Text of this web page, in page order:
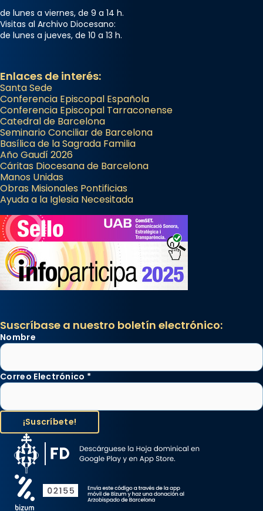
de lunes a viernes, de 9 a 14 h.
Visitas al Archivo Diocesano:
de lunes a jueves, de 10 a 13 h.
Enlaces de interés:
Santa Sede
Conferencia Episcopal Española
Conferencia Episcopal Tarraconense
Catedral de Barcelona
Seminario Conciliar de Barcelona
Basílica de la Sagrada Familia
Año Gaudí 2026
Cáritas Diocesana de Barcelona
Manos Unidas
Obras Misionales Pontificias
Ayuda a la Iglesia Necesitada
Suscríbase a nuestro boletín electrónico:
Nombre
Correo Electrónico *